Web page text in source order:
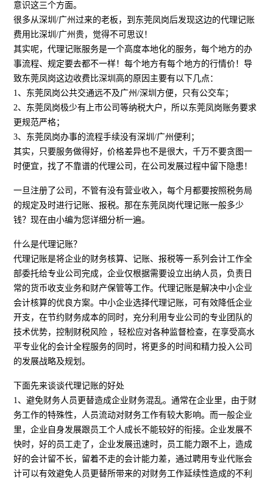
意识这三个方面。
很多从深圳/广州过来的老板，到东莞凤岗后发现这边的代理记账
费用比深圳/广州贵，觉得不可思议！
其实呢，代理记账服务是一个高度本地化的服务，每个地方的办
事流程、规定要去都不一样！每个地方有每个地方的行情价！导
致东莞凤岗这边收费比深圳高的原因主要有以下几点：
1、东莞凤岗公共交通远不及广州/深圳方便，只有公交车；
2、东莞凤岗极少有上市公司等纳税大户，所以东莞凤岗账务要求
更规范严格；
3、东莞凤岗办事的流程手续没有深圳/广州便利；
其实，只要服务做得好，价格差异也不是很大，千万不要贪图一
时便宜，找了不靠谱的代理公司，在公司发展过程中留下隐患！
一旦注册了公司，不管有没有营业收入，每个月都要按照税务局
的规定及时进行记账、报税。那在东莞凤岗代理记账一般多少
钱？现在由小编为您详细分析一遍。
什么是代理记账？
代理记账是将企业的财务核算、记账、报税等一系列会计工作全
部委托给专业公司完成，企业仅根据需要设立出纳人员，负责日
常的货币收支业务和财产保管等工作。代理记账是解决中小企业
会计核算的优良方案。中小企业选择代理记账，可有效降低企业
开支，在节约财务成本的同时，充分利用专业公司的专业团队的
技术优势，控制财税风险 ，轻松应对各种监督检查，在享受高水
平专业化的会计全程服务的同时，将更多的时间和精力投入公司
的发展战略及规划。
下面先来谈谈代理记账的好处
1、避免财务人员更替造成企业财务混乱。通常在企业里，由于财
务工作的特殊性，人员流动对财务工作有较大影响。而一般企业
里，企业自身发展跟员工个人成长不能较好的衔接。企业发展不
快时，好的员工走了，企业发展迅速时，员工能力跟不上，造成
好的会计留不长，留着不走的会计能力差，通过聘用专业代账会
计可以有效避免人员更替所带来的对财务工作延续性造成的不利